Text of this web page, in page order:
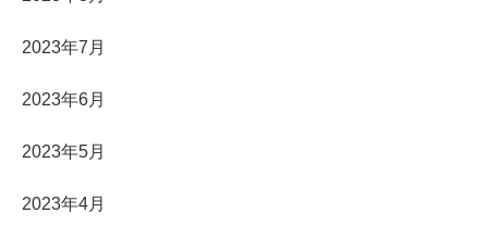
2023年7月
2023年6月
2023年5月
2023年4月